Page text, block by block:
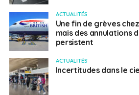
ACTUALITÉS
Une fin de grèves
mais des annulations
persistent
ACTUALITÉS
Incertitudes dans le